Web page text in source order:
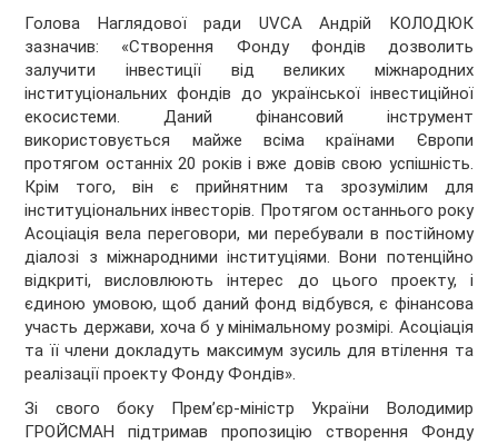
Голова Наглядової ради UVCA Андрій КОЛОДЮК
зазначив: «Створення Фонду фондів дозволить
залучити інвестиції від великих міжнародних
інституціональних фондів до української інвестиційної
екосистеми. Даний фінансовий інструмент
використовується майже всіма країнами Європи
протягом останніх 20 років і вже довів свою успішність.
Крім того, він є прийнятним та зрозумілим для
інституціональних інвесторів. Протягом останнього року
Асоціація вела переговори, ми перебували в постійному
діалозі з міжнародними інституціями. Вони потенційно
відкриті, висловлюють інтерес до цього проекту, і
єдиною умовою, щоб даний фонд відбувся, є фінансова
участь держави, хоча б у мінімальному розмірі. Асоціація
та її члени докладуть максимум зусиль для втілення та
реалізації проекту Фонду Фондів».
Зі свого боку Прем’єр-міністр України Володимир
ГРОЙСМАН підтримав пропозицію створення Фонду